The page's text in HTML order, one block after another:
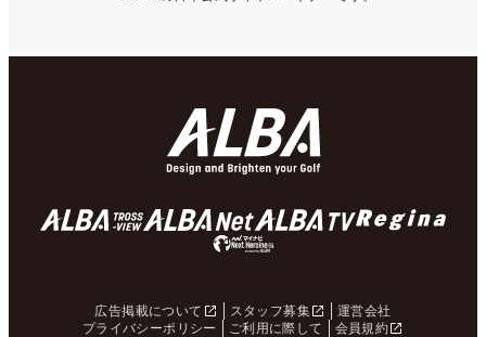
広告掲載について スタッフ募集
運営会社
プライバシーポリシー
ご利用に際して 会員規約